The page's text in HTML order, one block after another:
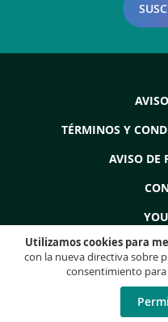
Utilizamos cookies para
con la nueva directiva sobre
consentimiento
TÉRMINOS Y
AVISO DE
Copyright © 2022 - Grupo